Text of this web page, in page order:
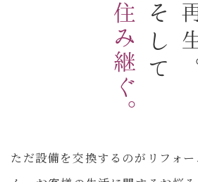
再
そして
住み継ぐ。
ただ設備を交換するのがリフォ